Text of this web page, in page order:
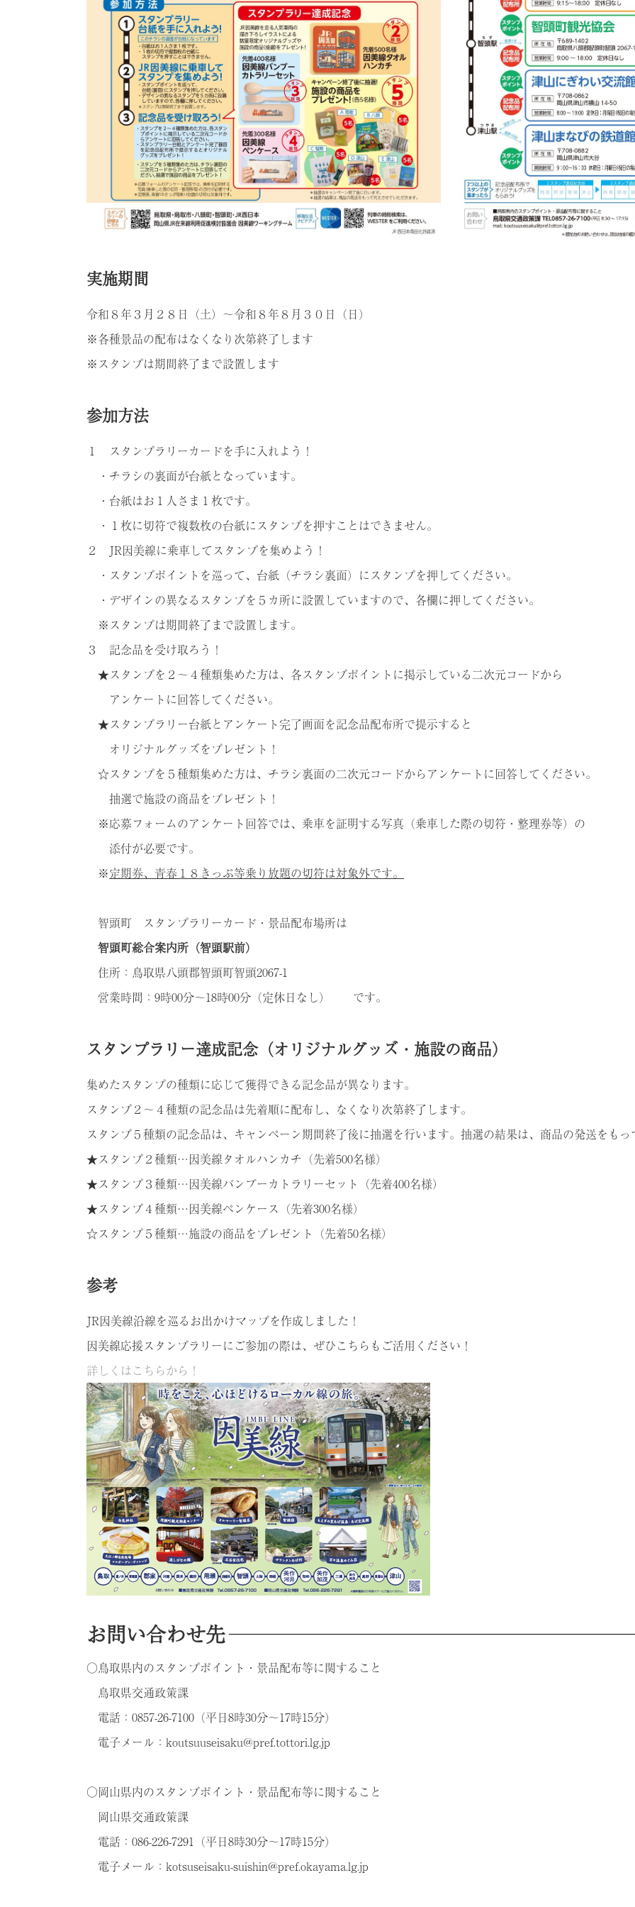
実施期間
令和８年３月２８日（土）～令和８年８月３０日（日）
※各種景品の配布はなくなり次第終了します
※スタンプは期間終了まで設置します
参加方法
１ スタンプラリーカードを手に入れよう！
・チラシの裏面が台紙となっています。
・台紙はお１人さま１枚です。
・１枚に切符で複数枚の台紙にスタンプを押すことはできません。
２ JR因美線に乗車してスタンプを集めよう！
・スタンプポイントを巡って、台紙（チラシ裏面）にスタンプを押してください。
・デザインの異なるスタンプを５カ所に設置していますので、各欄に押してください。
※スタンプは期間終了まで設置します。
３ 記念品を受け取ろう！
★スタンプを２～４種類集めた方は、各スタンプポイントに掲示している二次元コードから
アンケートに回答してください。
★スタンプラリー台紙とアンケート完了画面を記念品配布所で提示すると
オリジナルグッズをプレゼント！
☆スタンプを５種類集めた方は、チラシ裏面の二次元コードからアンケートに回答してください。
抽選で施設の商品をプレゼント！
※応募フォームのアンケート回答では、乗車を証明する写真（乗車した際の切符・整理券等）の
添付が必要です。
※定期券、青春１８きっぷ等乗り放題の切符は対象外です。
智頭町 スタンプラリーカード・景品配布場所は
智頭町総合案内所（智頭駅前）
住所：鳥取県八頭郡智頭町智頭2067-1
営業時間：9時00分～18時00分（定休日なし） です。
スタンプラリー達成記念（オリジナルグッズ・施設の商品）
集めたスタンプの種類に応じて獲得できる記念品が異なります。
スタンプ２～４種類の記念品は先着順に配布し、なくなり次第終了します。
スタンプ５種類の記念品は、キャンペーン期間終了後に抽選を行います。抽選の結果は、商品の発送をもっ
★スタンプ２種類…因美線タオルハンカチ（先着500名様）
★スタンプ３種類…因美線バンブーカトラリーセット（先着400名様）
★スタンプ４種類…因美線ペンケース（先着300名様）
☆スタンプ５種類…施設の商品をプレゼント（先着50名様）
参考
JR因美線沿線を巡るお出かけマップを作成しました！
因美線応援スタンプラリーにご参加の際は、ぜひこちらもご活用ください！
詳しくはこちらから！
お問い合わせ先
○鳥取県内のスタンプポイント・景品配布等に関すること
鳥取県交通政策課
電話：0857-26-7100（平日8時30分～17時15分）
電子メール：koutsuuseisaku@pref.tottori.lg.jp
○岡山県内のスタンプポイント・景品配布等に関すること
岡山県交通政策課
電話：086-226-7291（平日8時30分～17時15分）
電子メール：kotsuseisaku-suishin@pref.okayama.lg.jp